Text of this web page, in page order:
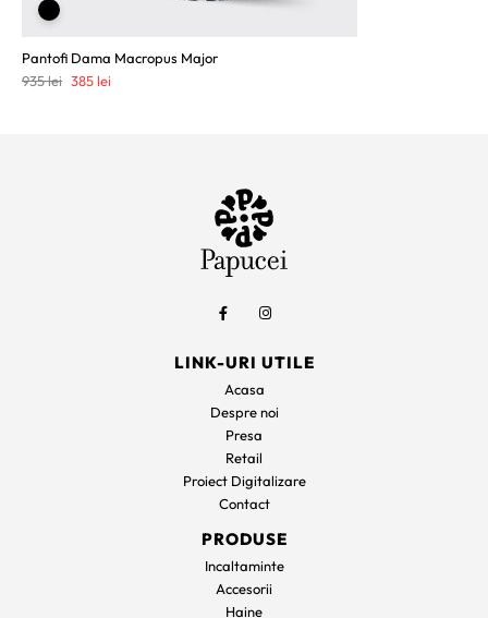
Pantofi Dama Macropus Major
935lei Prețul
385lei
LINK-URI UTILE
Acasa
Despre noi
Presa
Retail
Proiect Digitalizare
Contact
PRODUSE
Incaltaminte
Accesorii
Haine